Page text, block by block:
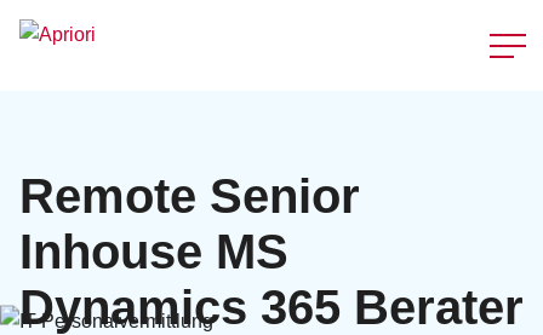
Remote Senior
Inhouse MS
Dynamics 365 Berater